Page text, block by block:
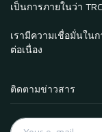
เป็นการภายในว่า
เรามีความเชื่อมั่นใน
ต่อเนื่อง
ติดตามข่าวสาร